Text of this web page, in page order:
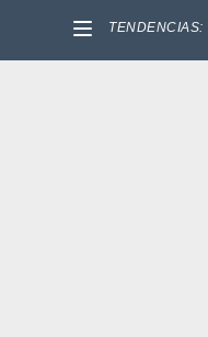
TENDENCIAS: